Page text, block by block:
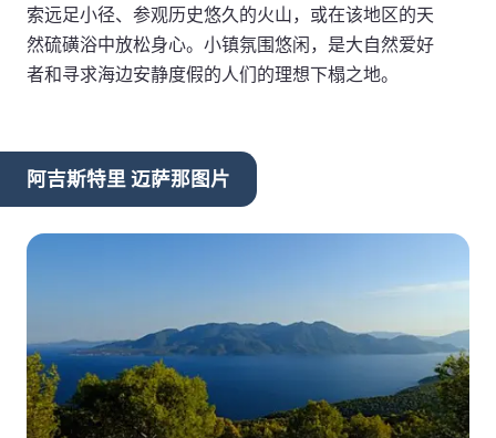
索远足小径、参观历史悠久的火山，或在该地区的天
然硫磺浴中放松身心。小镇氛围悠闲，是大自然爱好
者和寻求海边安静度假的人们的理想下榻之地。
阿吉斯特里 迈萨那图片